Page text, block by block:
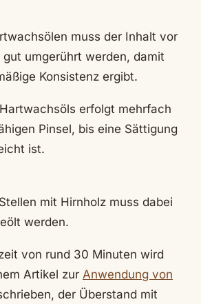
muss der Inhalt vor
umgerührt werden, damit
Konsistenz ergibt.
erfolgt mehrfach
Pinsel, bis eine Sättigung
ist.
mit Hirnholz muss dabei
werden.
von rund 30 Minuten wird
Artikel zur Anwendung von
der Überstand mit